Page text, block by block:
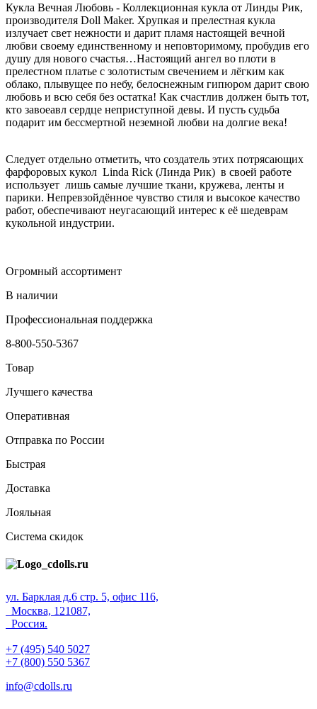
Кукла Вечная Любовь - Коллекционная кукла от Линды Рик,
производителя Doll Maker. Хрупкая и прелестная кукла
излучает свет нежности и дарит пламя настоящей вечной
любви своему единственному и неповторимому, пробудив его
душу для нового счастья… Настоящий ангел во плоти в
прелестном платье с золотистым свечением и лёгким как
облако, плывущее по небу, белоснежным гипюром дарит свою
любовь и всю себя без остатка! Как счастлив должен быть тот,
кто завоеавл сердце неприступной девы. И пусть судьба
подарит им бессмертной неземной любви на долгие века!
Следует отдельно отметить, что создатель этих потрясающих
фарфоровых кукол Linda Rick (Линда Рик) в своей работе
использует лишь самые лучшие ткани, кружева, ленты и
парики. Непревзойдённое чувство стиля и высокое качество
работ, обеспечивают неугасающий интерес к её шедеврам
кукольной индустрии.
Огромный ассортимент
В наличии
Профессиональная поддержка
8-800-550-5367
Товар
Лучшего качества
Оперативная
Отправка по России
Быстрая
Доставка
Лояльная
Система скидок
ул. Барклая д.6 стр. 5, офис 116,
Москва, 121087,
Россия.
+7 (495) 540 5027
+7 (800) 550 5367
info@cdolls.ru